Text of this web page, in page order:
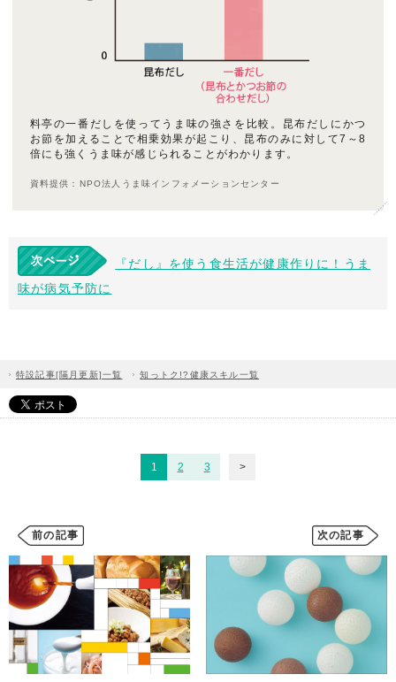
資料提供：NPO法人うま味インフォメーションセンター
料亭の一番だしを使ってうま味の強さを比較。昆布だしにかつ
お節を加えることで相乗効果が起こり、昆布のみに対して7～8
倍にも強くうま味が感じられることがわかります。
『だし』を使う食生活が健康作りに！うま
味が病気予防に
特設記事[隔月更新]一覧 知っトク!?健康スキル一覧
1 2 3
前の記事 次の記事